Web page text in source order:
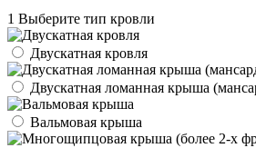
1 Выберите тип кровли
Двускатная кровля
Двускатная ломанная крыша
Вальмовая крыша